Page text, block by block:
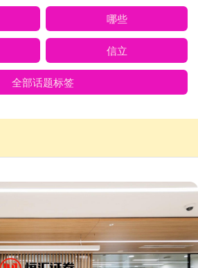
哪些
信立
全部话题标签